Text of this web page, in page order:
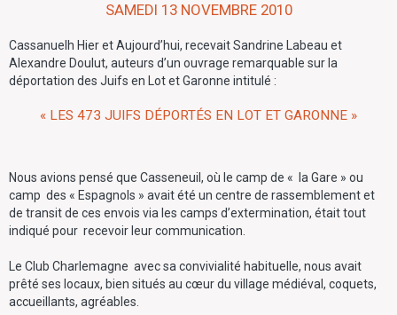
SAMEDI 13 NOVEMBRE 2010
Cassanuelh Hier et Aujourd’hui, recevait Sandrine Labeau et
Alexandre Doulut, auteurs d’un ouvrage remarquable sur la
déportation des Juifs en Lot et Garonne intitulé :
« LES 473 JUIFS DÉPORTÉS EN LOT ET GARONNE »
Nous avions pensé que Casseneuil, où le camp de « la Gare » ou
camp des « Espagnols » avait été un centre de rassemblement et
de transit de ces envois via les camps d’extermination, était tout
indiqué pour recevoir leur communication.
Le Club Charlemagne avec sa convivialité habituelle, nous avait
prêté ses locaux, bien situés au cœur du village médiéval, coquets,
accueillants, agréables.